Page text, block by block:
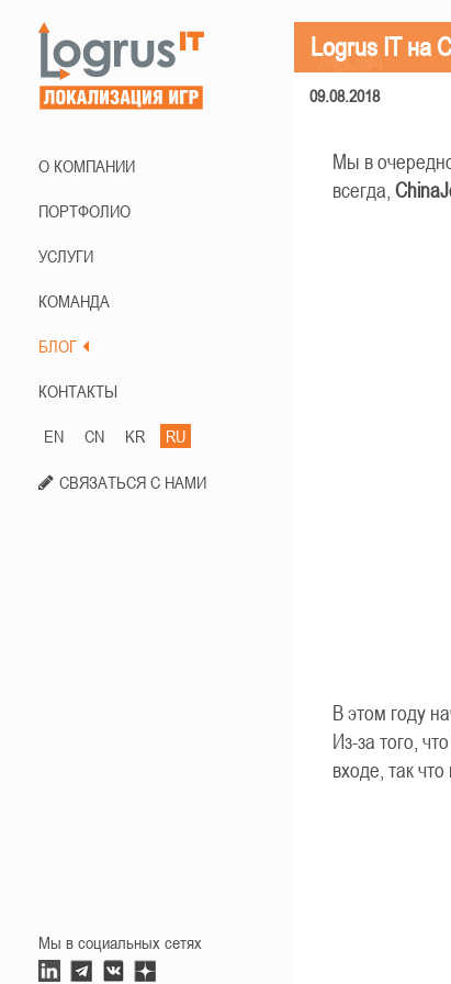
О КОМПАНИИ
ПОРТФОЛИО
УСЛУГИ
КОМАНДА
БЛОГ
КОНТАКТЫ
EN CN KR RU
СВЯЗАТЬСЯ С НАМИ
Мы в социальных сетях
Logrus IT на
09.08.2018
Мы в
всегда,
В этом году
Из-за того,
входе, так